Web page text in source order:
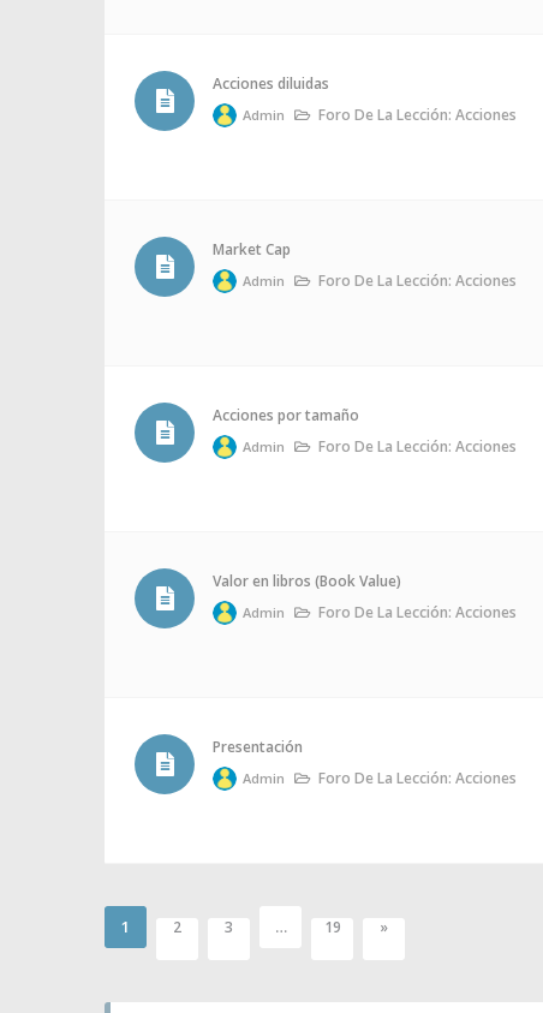
Acciones diluidas
Admin Foro De La Lección: Acciones
Market Cap
Admin Foro De La Lección: Acciones
Acciones por tamaño
Admin Foro De La Lección: Acciones
Valor en libros (Book Value)
Admin Foro De La Lección: Acciones
Presentación
Admin Foro De La Lección: Acciones
1 2 3 … 19 »